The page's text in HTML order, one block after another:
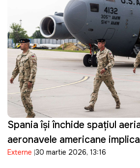
Spania își închide spațiul
aeronavele americane
militare împotriva Iranului și
Externe 30 martie 2026, 13:16